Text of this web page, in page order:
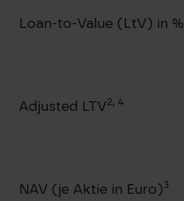
Loan-to-Value (LtV) in %
Adjusted LTV2, 4
NAV (je Aktie in Euro)3